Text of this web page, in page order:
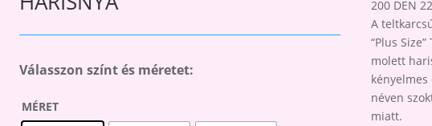
Válasszon színt és méretet:
MÉRET
200 DEN
A
“Plus Size”
molett
néven
miatt.